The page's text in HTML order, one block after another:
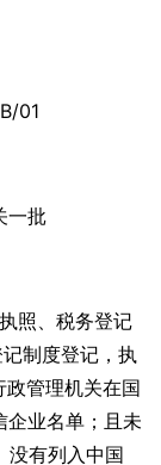
01
一批
照、税务登记
制度登记，执
管理机关在国
企业名单；且未
没有列入中国